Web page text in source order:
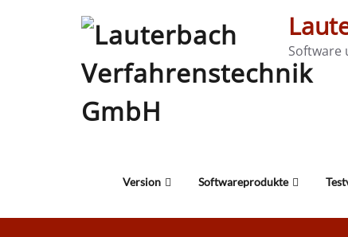
Software
Version Softwareprodukte